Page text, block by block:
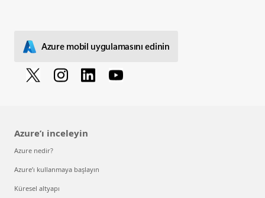
Azure mobil uygulamasını edinin
Azure’ı inceleyin
Azure nedir?
Azure’ı kullanmaya başlayın
Küresel altyapı